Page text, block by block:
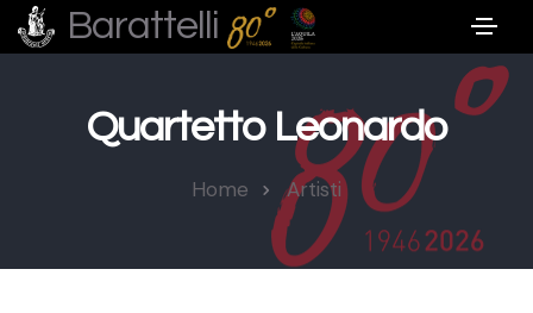
Barattelli
Quartetto Leonardo
Home Artisti